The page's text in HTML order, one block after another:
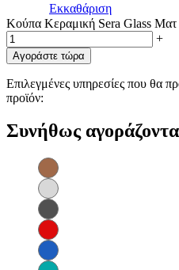
Εκκαθάριση
Κούπα Κεραμική Sera Glass
+
Αγοράστε τώρα
Επιλεγμένες υπηρεσίες που θα
προϊόν:
Συνήθως